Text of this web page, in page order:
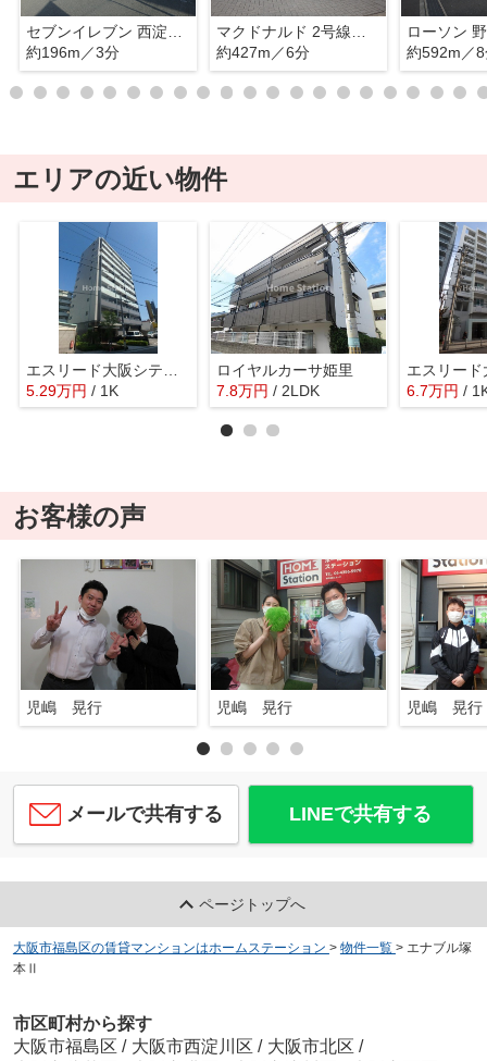
セブンイレブン 西淀川税務署前店
約196m／3分
マクドナルド 2号線歌島橋店
約427m／6分
ローソン
約592m／
エリアの近い物件
5.29万円 / 1K
ロイヤルカーサ姫里
7.8万円 / 2LDK 6.7万円 /
お客様の声
児嶋 晃行 児嶋 晃行 児嶋 晃行
メールで共有する LINEで共有する
ページトップへ
大阪市福島区の賃貸マンションはホームステーション > 物件一覧 > エナブル塚
本Ⅱ
市区町村から探す
大阪市福島区 / 大阪市西淀川区 / 大阪市北区 /